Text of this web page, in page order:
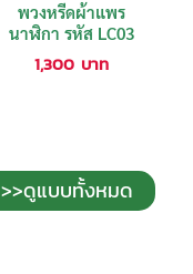
พวงหรีดผ้าแพร
นาฬิกา รหัส LC03
1,300 บาท
>>ดูแบบทั้งหมด